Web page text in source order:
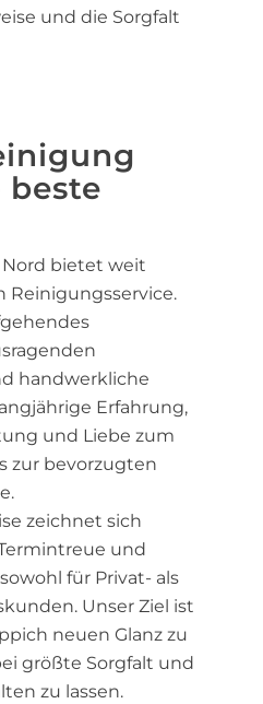
und die Sorgfalt
beste
bietet weit
Reinigungsservice.
handwerkliche
Erfahrung,
und Liebe zum
zur bevorzugten
zeichnet sich
und
für Privat- als
Unser Ziel ist
neuen Glanz zu
größte Sorgfalt und
zu lassen.